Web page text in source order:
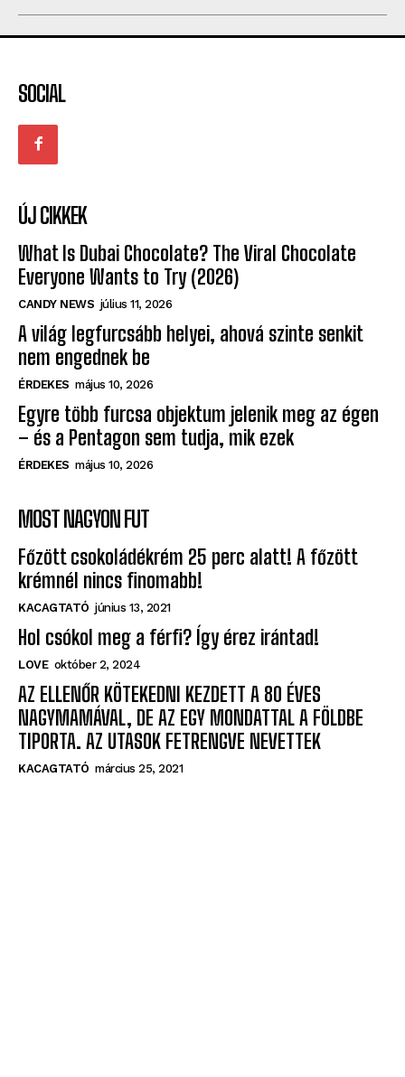
SOCIAL
ÚJ CIKKEK
What Is Dubai Chocolate? The Viral Chocolate
Everyone Wants to Try (2026)
CANDY NEWS július 11, 2026
A világ legfurcsább helyei, ahová szinte senkit
nem engednek be
ÉRDEKES május 10, 2026
Egyre több furcsa objektum jelenik meg az égen
– és a Pentagon sem tudja, mik ezek
ÉRDEKES május 10, 2026
MOST NAGYON FUT
Főzött csokoládékrém 25 perc alatt! A főzött
krémnél nincs finomabb!
KACAGTATÓ június 13, 2021
Hol csókol meg a férfi? Így érez irántad!
LOVE október 2, 2024
AZ ELLENŐR KÖTEKEDNI KEZDETT A 80 ÉVES
NAGYMAMÁVAL, DE AZ EGY MONDATTAL A FÖLDBE
TIPORTA. AZ UTASOK FETRENGVE NEVETTEK
KACAGTATÓ március 25, 2021